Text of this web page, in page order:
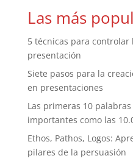
Las más
5 técnicas para controlar
presentación
Siete pasos para la
en presentaciones
Las primeras 10
importantes como las
Ethos, Pathos, Logos:
pilares de la persuasión